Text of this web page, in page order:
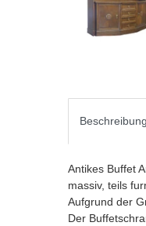
Beschreibung
Antikes Buffet
massiv, teils
Aufgrund der
Der